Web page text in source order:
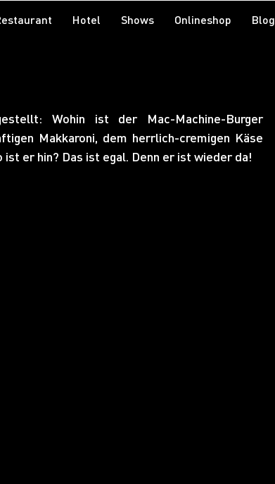
Hotel Shows Onlineshop Blog
Wohin ist der Mac-Machine-Burger
Makkaroni, dem herrlich-cremigen Käse
er hin? Das ist egal. Denn er ist wieder da!